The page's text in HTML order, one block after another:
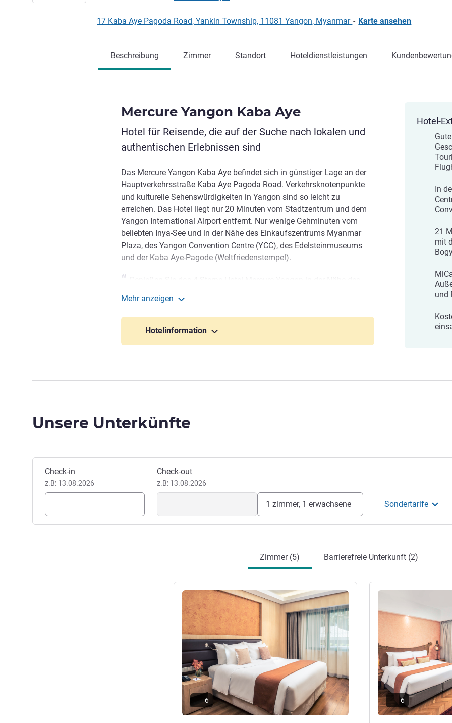
17 Kaba Aye Pagoda Road, Yankin Township, 11081 Yangon, Myanmar - Karte ansehen
Beschreibung Zimmer Standort Hoteldienstleistungen
Mercure Yangon Kaba Aye
Hotel für Reisende, die auf der Suche nach lokalen und
authentischen Erlebnissen sind
Das Mercure Yangon Kaba Aye befindet sich in günstiger Lage an der
Hauptverkehrsstraße Kaba Aye Pagoda Road. Verkehrsknotenpunkte
und kulturelle Sehenswürdigkeiten in Yangon sind so leicht zu
erreichen. Das Hotel liegt nur 20 Minuten vom Stadtzentrum und dem
Yangon International Airport entfernt. Nur wenige Gehminuten vom
beliebten Inya-See und in der Nähe des Einkaufszentrums Myanmar
Plaza, des Yangon Convention Centre (YCC), des Edelsteinmuseums
und der Kaba Aye-Pagode (Weltfriedenstempel).
Wir sorgen für einen angenehmen Aufenthalt: HA3N7-RE1@accor.com
oder +951650933.
Michael Min Lwin Oo, Hotel Direktion
Mehr anzeigen
Hotelinformation
Hotel-
In
21
mit
und
Unsere Unterkünfte
Dieses Hotel buchen
Check-in
z.B: 13.08.2026
Check-out
z.B: 13.08.2026
1 zimmer, 1 erwachsene Sondertarife
Zimmer (5) Barrierefreie Unterkunft (2)
Details ansehen
6
Details ansehen
6